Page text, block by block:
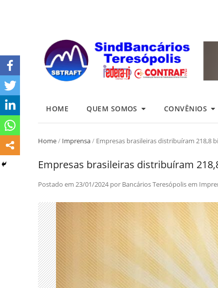
HOME QUEM SOMOS CONVÊNIOS
Home/ Imprensa/ Empresas brasileiras distribuíram 218,8
Empresas brasileiras distribuíram
Postado em 23/01/2024 por Bancários Teresópolisem